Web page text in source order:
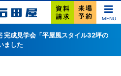
MENU
完成見学会「平屋風スタイル32坪の
ました